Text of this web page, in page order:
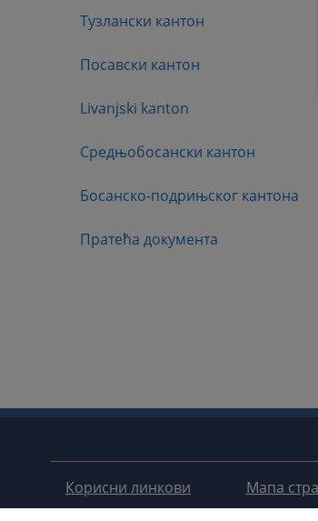
Тузлански кантон
Посавски кантон
Livanjski kanton
Средњобосански кантон
Босанско-подрињског кантона
Пратећа документа
Корисни линкови
Мапа